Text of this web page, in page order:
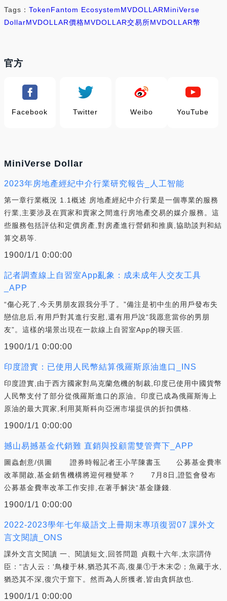
Tags： TokenFantom EcosystemMVDOLLARMiniVerse
DollarMVDOLLAR價格MVDOLLAR交易所MVDOLLAR幣
官方
Facebook Twitter Weibo YouTube
MiniVerse Dollar
2023年房地產經紀中介行業研究報告_人工智能
第一章行業概況 1.1概述 房地產經紀中介行業是一個專業的服務
行業,主要涉及在買家和賣家之間進行房地產交易的媒介服務。這
些服務包括評估和定價房產,對房產進行營銷和推廣,協助談判和結
算交易等.
1900/1/1 0:00:00
記者調查線上自習室App亂象：成未成年人交友工具
_APP
“傷心死了,今天男朋友跟我分手了。”備注是初中生的用戶發布失
戀信息后,有用戶對其進行安慰,還有用戶說“我愿意當你的男朋
友”。這樣的場景出現在一款線上自習室App的聊天區.
1900/1/1 0:00:00
印度證實：已使用人民幣結算俄羅斯原油進口_INS
印度證實,由于西方國家對烏克蘭危機的制裁,印度已使用中國貨幣
人民幣支付了部分從俄羅斯進口的原油。印度已成為俄羅斯海上
原油的最大買家,利用莫斯科向亞洲市場提供的折扣價格.
1900/1/1 0:00:00
撼山易撼基金代銷難 直銷與投顧需雙管齊下_APP
圖蟲創意/供圖 證券時報記者王小芊陳書玉 公募基金費率
改革開啟,基金銷售機構將迎何種變革？ 7月8日,證監會發布
公募基金費率改革工作安排,在著手解決“基金賺錢.
1900/1/1 0:00:00
2022-2023學年七年級語文上冊期末專項復習07 課外文
言文閱讀_ONS
課外文言文閱讀 一、閱讀短文,回答問題 貞觀十六年,太宗謂侍
臣：“古人云：‘鳥棲于林,猶恐其不高,復巢①于木末②；魚藏于水,
猶恐其不深,復穴于窟下。然而為人所獲者,皆由貪餌故也.
1900/1/1 0:00:00